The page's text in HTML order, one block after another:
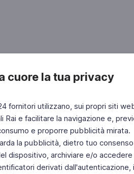
cuore la tua privacy
fornitori utilizzano, sui propri siti
Rai e facilitare la navigazione e,
e proporre pubblicità mirata.
la pubblicità, dietro tuo
dispositivo, archiviare e/o
derivati